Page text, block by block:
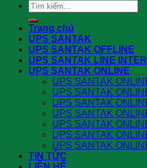
Search
for:
Trang chủ
UPS SANTAK
UPS SANTAK OFFLINE
UPS SANTAK LINE
UPS SANTAK ONLINE
UPS SANTAK
UPS SANTAK
UPS SANTAK
UPS SANTAK
UPS SANTAK
UPS SANTAK
UPS SANTAK
TIN TỨC